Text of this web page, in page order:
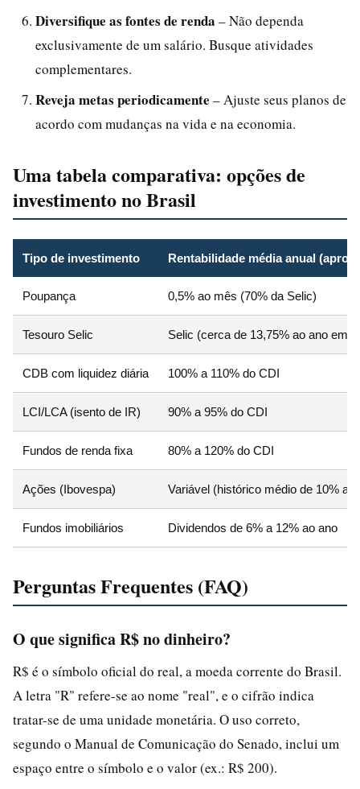
Diversifique as fontes de renda – Não dependa
exclusivamente de um salário. Busque atividades
complementares.
Reveja metas periodicamente – Ajuste seus planos de
acordo com mudanças na vida e na economia.
Uma tabela comparativa: opções de
investimento no Brasil
Tipo de investimento Rentabilidade média anual
Poupança 0,5% ao mês (70% da Selic)
Tesouro Selic Selic (cerca de 13,75% ao ano em
CDB com liquidez diária 100% a 110% do CDI
LCI/LCA (isento de IR) 90% a 95% do CDI
Fundos de renda fixa 80% a 120% do CDI
Ações (Ibovespa) Variável (histórico médio de 10% a
Fundos imobiliários Dividendos de 6% a 12% ao ano
Perguntas Frequentes (FAQ)
O que significa R$ no dinheiro?
R$ é o símbolo oficial do real, a moeda corrente do Brasil.
A letra "R" refere-se ao nome "real", e o cifrão indica
tratar-se de uma unidade monetária. O uso correto,
segundo o Manual de Comunicação do Senado, inclui um
espaço entre o símbolo e o valor (ex.: R$ 200).